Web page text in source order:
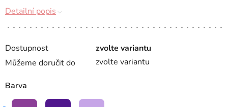
Dostupnost
zvolte variantu
Můžeme doručit do
zvolte variantu
Barva
Detailní popis